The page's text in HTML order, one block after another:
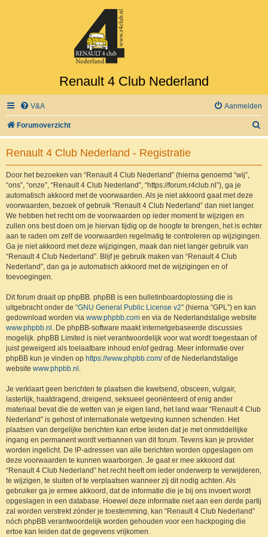
Renault 4 Club Nederland
V&A Aanmelden
Forumoverzicht
o
Renault 4 Club Nederland - Registratie
Door het bezoeken van “Renault 4 Club Nederland” (hierna genoemd “wij”,
“ons”, “onze”, “Renault 4 Club Nederland”, “https://forum.r4club.nl”), ga je
automatisch akkoord met de voorwaarden. Als je niet akkoord gaat met deze
voorwaarden, bezoek of gebruik “Renault 4 Club Nederland” dan niet langer.
We hebben het recht om de voorwaarden op ieder moment te wijzigen en
zullen ons best doen om je hiervan tijdig op de hoogte te brengen, het is echter
aan te raden om zelf de voorwaarden regelmatig te controleren op wijzigingen.
Ga je niet akkoord met deze wijzigingen, maak dan niet langer gebruik van
“Renault 4 Club Nederland”. Blijf je gebruik maken van “Renault 4 Club
Nederland”, dan ga je automatisch akkoord met de wijzigingen en of
toevoegingen.
Dit forum draait op phpBB. phpBB is een bulletinboardoplossing die is
uitgebracht onder de “GNU General Public License v2” (hierna “GPL”) en kan
gedownload worden via www.phpbb.com en via de Nederlandstalige website
www.phpbb.nl . De phpBB-software maakt internetgebaseerde discussies
mogelijk. phpBB Limited is niet verantwoordelijk voor wat wordt toegestaan of
juist geweigerd als toelaatbare inhoud en/of gedrag. Meer informatie over
phpBB kun je vinden op https://www.phpbb.com/of de Nederlandstalige
website www.phpbb.nl .
Je verklaart geen berichten te plaatsen die kwetsend, obsceen, vulgair,
lasterlijk, haatdragend, dreigend, seksueel georiënteerd of enig ander
materiaal bevat die de wetten van je eigen land, het land waar “Renault 4 Club
Nederland” is gehost of internationale wetgeving kunnen schenden. Het
plaatsen van dergelijke berichten kan ertoe leiden dat je met onmiddellijke
ingang en permanent wordt verbannen van dit forum. Tevens kan je provider
worden ingelicht. De IP-adressen van alle berichten worden opgeslagen om
deze voorwaarden te kunnen waarborgen. Je gaat er mee akkoord dat
“Renault 4 Club Nederland” het recht heeft om ieder onderwerp te verwijderen,
te wijzigen, te sluiten of te verplaatsen wanneer zij dit nodig achten. Als
gebruiker ga je ermee akkoord, dat de informatie die je bij ons invoert wordt
opgeslagen in een database. Hoewel deze informatie niet aan een derde partij
zal worden verstrekt zónder je toestemming, kan “Renault 4 Club Nederland”
nóch phpBB verantwoordelijk worden gehouden voor een hackpoging die
ertoe kan leiden dat de gegevens vrijkomen.